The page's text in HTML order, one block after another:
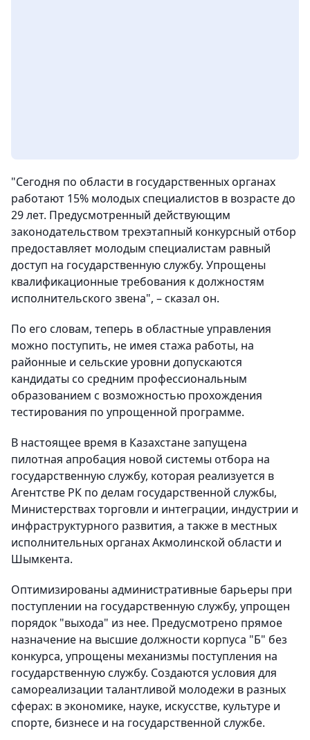
"Сегодня по области в государственных органах
работают 15% молодых специалистов в возрасте до
29 лет. Предусмотренный действующим
законодательством трехэтапный конкурсный отбор
предоставляет молодым специалистам равный
доступ на государственную службу. Упрощены
квалификационные требования к должностям
исполнительского звена", – сказал он.
По его словам, теперь в областные управления
можно поступить, не имея стажа работы, на
районные и сельские уровни допускаются
кандидаты со средним профессиональным
образованием с возможностью прохождения
тестирования по упрощенной программе.
В настоящее время в Казахстане запущена
пилотная апробация новой системы отбора на
государственную службу, которая реализуется в
Агентстве РК по делам государственной службы,
Министерствах торговли и интеграции, индустрии и
инфраструктурного развития, а также в местных
исполнительных органах Акмолинской области и
Шымкента.
Оптимизированы административные барьеры при
поступлении на государственную службу, упрощен
порядок "выхода" из нее. Предусмотрено прямое
назначение на высшие должности корпуса "Б" без
конкурса, упрощены механизмы поступления на
государственную службу. Создаются условия для
самореализации талантливой молодежи в разных
сферах: в экономике, науке, искусстве, культуре и
спорте, бизнесе и на государственной службе.